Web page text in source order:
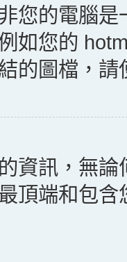
您的電腦
如您的
的圖檔，
資訊，無
頂端和包